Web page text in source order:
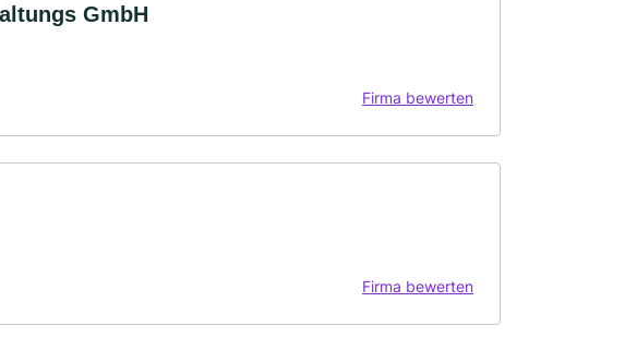
GmbH
Firma bewerten
Firma bewerten